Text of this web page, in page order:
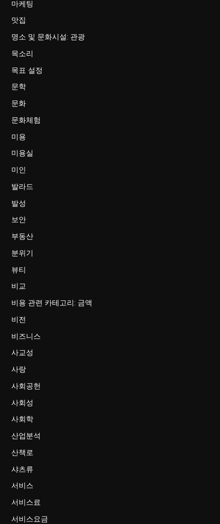
마케팅
맛집
명소 및 문화시설: 관광
목소리
목표 설정
문학
문화
문화체험
미용
미용실
미인
발라드
발성
보안
부동산
분위기
뷰티
비교
비용 관련 카테고리: 금액
비전
비즈니스
사교성
사랑
사회공헌
사회성
사회학
산업분석
산책로
샤츠류
서비스
서비스료
서비스요금